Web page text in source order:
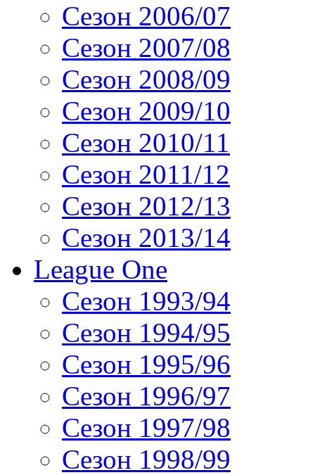
Сезон 2006/07
Сезон 2007/08
Сезон 2008/09
Сезон 2009/10
Сезон 2010/11
Сезон 2011/12
Сезон 2012/13
Сезон 2013/14
League One
Сезон 1993/94
Сезон 1994/95
Сезон 1995/96
Сезон 1996/97
Сезон 1997/98
Сезон 1998/99